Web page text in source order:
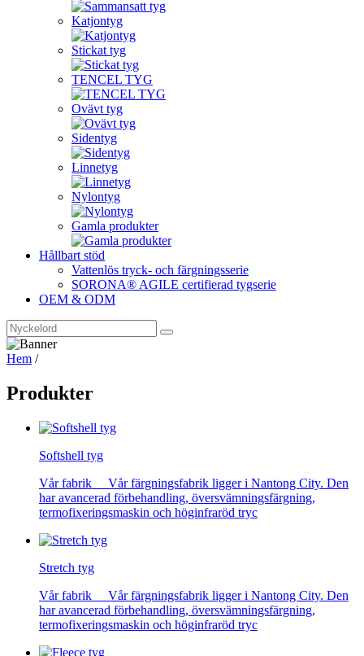
Katjontyg
Stickat tyg
TENCEL TYG
Ovävt tyg
Sidentyg
Linnetyg
Nylontyg
Gamla produkter
Hållbart stöd
Vattenlös tryck- och färgningsserie
SORONA® AGILE certifierad tygserie
OEM & ODM
Hem /
Produkter
Softshell tyg
Vår fabrik Vår färgningsfabrik ligger i Nantong City. Den
har avancerad förbehandling, översvämningsfärgning,
termofixeringsmaskin och höginfraröd tryc
Stretch tyg
Vår fabrik Vår färgningsfabrik ligger i Nantong City. Den
har avancerad förbehandling, översvämningsfärgning,
termofixeringsmaskin och höginfraröd tryc